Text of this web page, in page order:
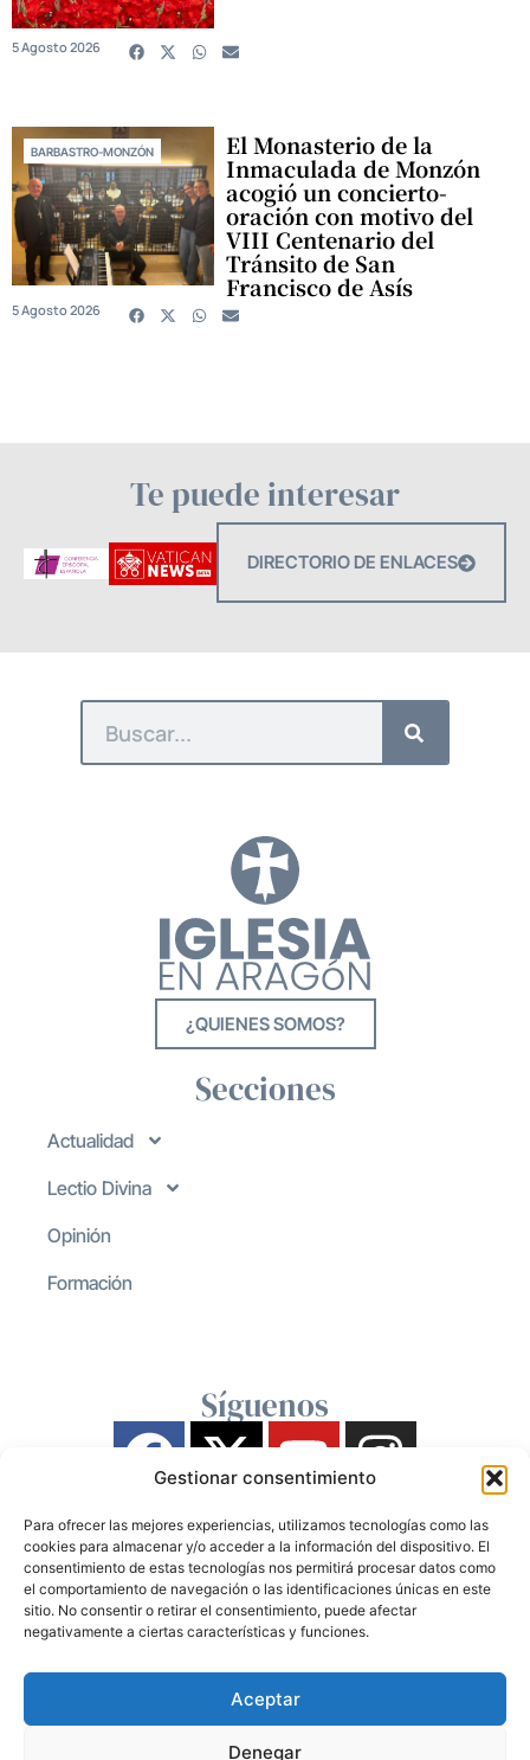
Gestionar consentimiento
Para ofrecer las mejores experiencias, utilizamos tecnologías como las
cookies para almacenar y/o acceder a la información del dispositivo. El
consentimiento de estas tecnologías nos permitirá procesar datos como
el comportamiento de navegación o las identificaciones únicas en este
sitio. No consentir o retirar el consentimiento, puede afectar
negativamente a ciertas características y funciones.
Aceptar
Denegar
5 Agosto 2026
BARBASTRO-MONZÓN El Monasterio de la
Inmaculada de Monzón
acogió un concierto-
oración con motivo del
VIII Centenario del
Tránsito de San
Francisco de Asís
5 Agosto 2026
Te puede interesar
DIRECTORIO DE ENLACES
¿QUIENES SOMOS?
Secciones
Actualidad
Lectio Divina
Opinión
Formación
Síguenos